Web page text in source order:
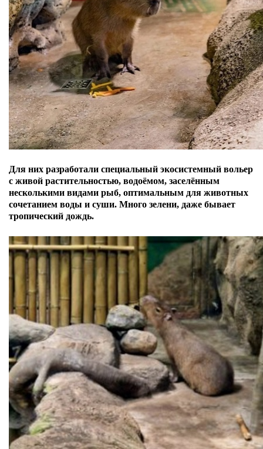
Для них разработали специальный экосистемный вольер
с живой растительностью, водоёмом, заселённым
несколькими видами рыб, оптимальным для животных
сочетанием воды и суши. Много зелени, даже бывает
тропический дождь.